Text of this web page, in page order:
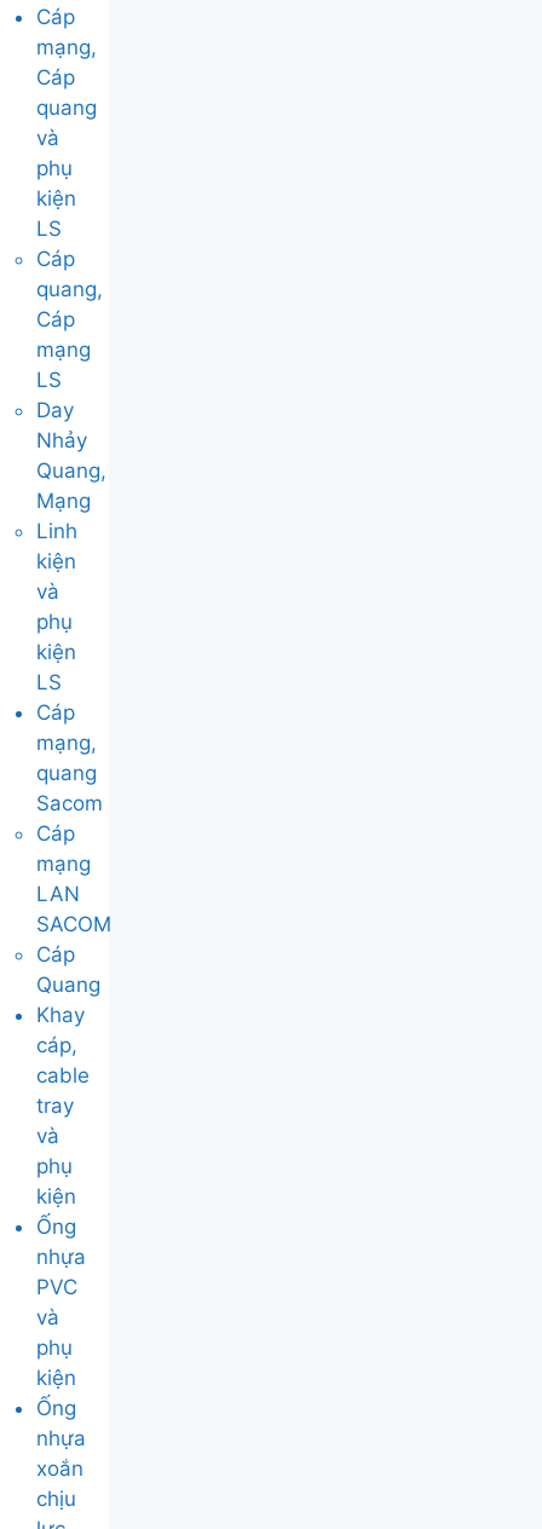
Cáp
mạng,
Cáp
quang
và
phụ
kiện
LS
Cáp
quang,
Cáp
mạng
LS
Day
Nhảy
Quang,
Mạng
Linh
kiện
và
phụ
kiện
LS
Cáp
mạng,
quang
Sacom
Cáp
mạng
LAN
SACOM
Cáp
Quang
Khay
cáp,
cable
tray
và
phụ
kiện
Ống
nhựa
PVC
và
phụ
kiện
Ống
nhựa
xoắn
chịu